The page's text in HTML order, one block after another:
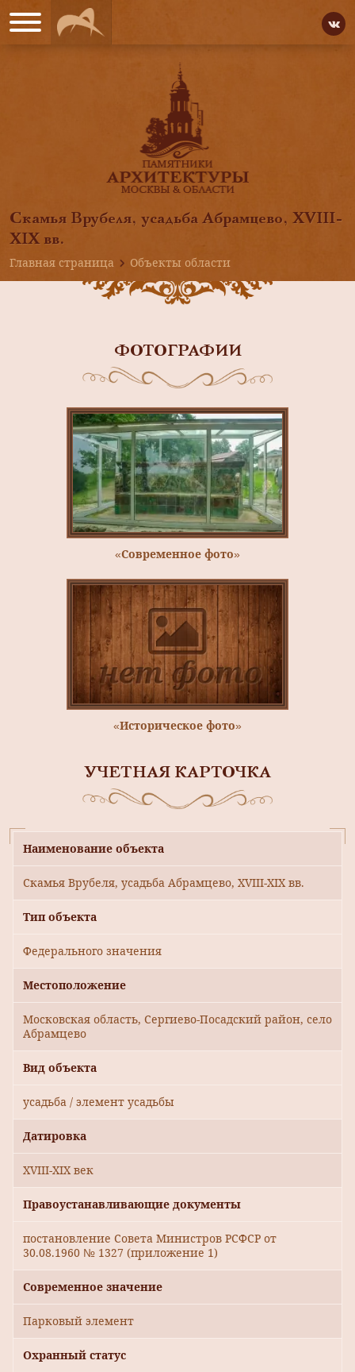
Скамья Врубеля, усадьба Абрамцево, ХVIII-
ХIХ вв.
Главная страница
Объекты области
ФОТОГРАФИИ
«Современное фото»
«Историческое фото»
УЧЕТНАЯ КАРТОЧКА
Наименование объекта
Скамья Врубеля, усадьба Абрамцево, ХVIII-ХIХ вв.
Тип объекта
Федерального значения
Местоположение
Московская область, Сергиево-Посадский район, село
Абрамцево
Вид объекта
усадьба / элемент усадьбы
Датировка
XVIII-XIX век
Правоустанавливающие документы
постановление Совета Министров РСФСР от
30.08.1960 № 1327 (приложение 1)
Современное значение
Парковый элемент
Охранный статус